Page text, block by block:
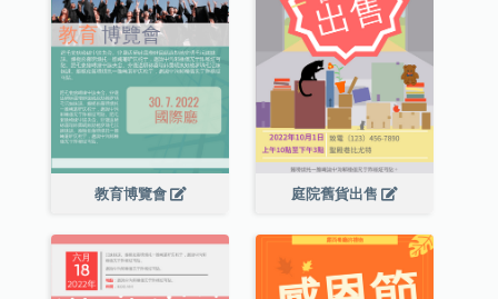
教育博覽會 庭院舊貨出售